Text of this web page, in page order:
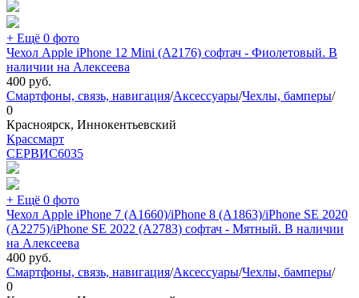
+ Ещё 0 фото
Чехол Apple iPhone 12 Mini (A2176) софтач - Фиолетовый. В
наличии на Алексеева
400 руб.
Смартфоны, связь, навигация/Аксессуары/Чехлы, бамперы/
0
Красноярск, Иннокентьевский
Крассмарт
СЕРВИС6035
+ Ещё 0 фото
Чехол Apple iPhone 7 (A1660)/iPhone 8 (A1863)/iPhone SE 2020
(A2275)/iPhone SE 2022 (A2783) софтач - Мятный. В наличии
на Алексеева
400 руб.
Смартфоны, связь, навигация/Аксессуары/Чехлы, бамперы/
0